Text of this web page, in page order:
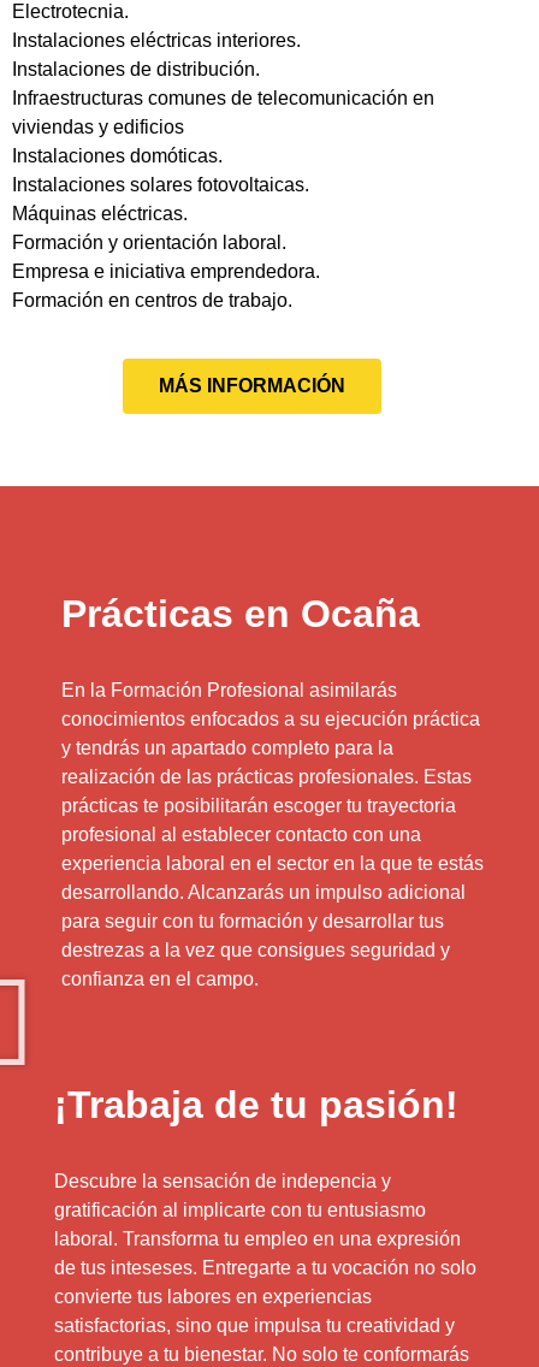
Electrotecnia.
Instalaciones eléctricas interiores.
Instalaciones de distribución.
Infraestructuras comunes de telecomunicación en
viviendas y edificios
Instalaciones domóticas.
Instalaciones solares fotovoltaicas.
Máquinas eléctricas.
Formación y orientación laboral.
Empresa e iniciativa emprendedora.
Formación en centros de trabajo.
MÁS INFORMACIÓN
Prácticas en Ocaña
En la Formación Profesional asimilarás
conocimientos enfocados a su ejecución práctica
y tendrás un apartado completo para la
realización de las prácticas profesionales. Estas
prácticas te posibilitarán escoger tu trayectoria
profesional al establecer contacto con una
experiencia laboral en el sector en la que te estás
desarrollando. Alcanzarás un impulso adicional
para seguir con tu formación y desarrollar tus
destrezas a la vez que consigues seguridad y
confianza en el campo.
¡Trabaja de tu pasión!
Descubre la sensación de indepencia y
gratificación al implicarte con tu entusiasmo
laboral. Transforma tu empleo en una expresión
de tus inteseses. Entregarte a tu vocación no solo
convierte tus labores en experiencias
satisfactorias, sino que impulsa tu creatividad y
contribuye a tu bienestar. No solo te conformarás